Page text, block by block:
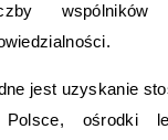
jest uzyskanie
ośrodki